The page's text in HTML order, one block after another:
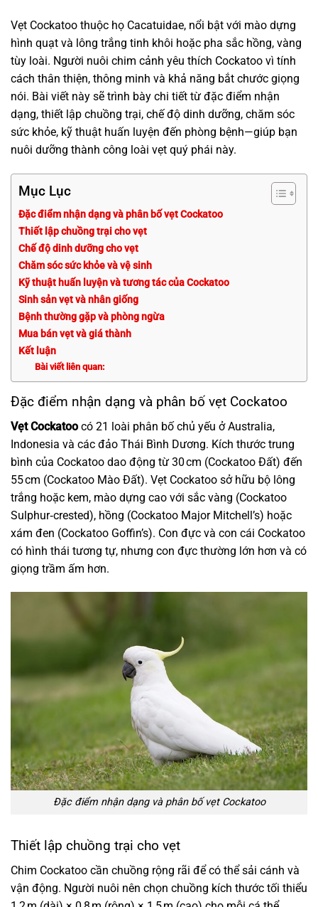
Vẹt Cockatoo thuộc họ Cacatuidae, nổi bật với mào dựng
hình quạt và lông trắng tinh khôi hoặc pha sắc hồng, vàng
tùy loài. Người nuôi chim cảnh yêu thích Cockatoo vì tính
cách thân thiện, thông minh và khả năng bắt chước giọng
nói. Bài viết này sẽ trình bày chi tiết từ đặc điểm nhận
dạng, thiết lập chuồng trại, chế độ dinh dưỡng, chăm sóc
sức khỏe, kỹ thuật huấn luyện đến phòng bệnh—giúp bạn
nuôi dưỡng thành công loài vẹt quý phái này.
Mục Lục
Đặc điểm nhận dạng và phân bố vẹt Cockatoo
Thiết lập chuồng trại cho vẹt
Chế độ dinh dưỡng cho vẹt
Chăm sóc sức khỏe và vệ sinh
Kỹ thuật huấn luyện và tương tác của Cockatoo
Sinh sản vẹt và nhân giống
Bệnh thường gặp và phòng ngừa
Mua bán vẹt và giá thành
Kết luận
Bài viết liên quan:
Đặc điểm nhận dạng và phân bố vẹt Cockatoo
Vẹt Cockatoocó 21 loài phân bố chủ yếu ở Australia,
Indonesia và các đảo Thái Bình Dương. Kích thước trung
bình của Cockatoo dao động từ 30 cm (Cockatoo Đất) đến
55 cm (Cockatoo Mào Đất). Vẹt Cockatoo sở hữu bộ lông
trắng hoặc kem, mào dựng cao với sắc vàng (Cockatoo
Sulphur‑crested), hồng (Cockatoo Major Mitchell’s) hoặc
xám đen (Cockatoo Goffin’s). Con đực và con cái Cockatoo
có hình thái tương tự, nhưng con đực thường lớn hơn và có
giọng trầm ấm hơn.
Đặc điểm nhận dạng và phân bố vẹt Cockatoo
Thiết lập chuồng trại cho vẹt
Chim Cockatoo cần chuồng rộng rãi để có thể sải cánh và
vận động. Người nuôi nên chọn chuồng kích thước tối thiểu